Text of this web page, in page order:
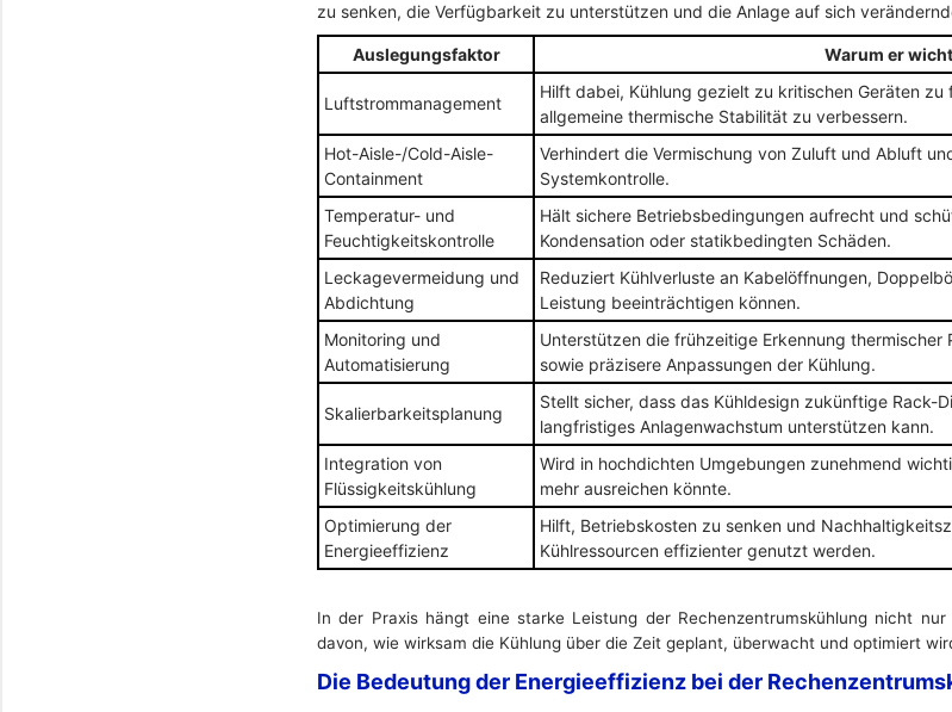
zu senken, die Verfügbarkeit zu unterstützen und die Anlage auf sich
Auslegungsfaktor Warum er
Luftstrommanagement
Hilft dabei, Kühlung gezielt zu kritischen Geräten
allgemeine thermische Stabilität zu verbessern.
Hot-Aisle-/Cold-Aisle-
Containment
Verhindert die Vermischung von Zuluft und Abluft
Systemkontrolle.
Temperatur- und
Feuchtigkeitskontrolle
Hält sichere Betriebsbedingungen aufrecht und
Kondensation oder statikbedingten Schäden.
Leckagevermeidung und
Abdichtung
Reduziert Kühlverluste an Kabelöffnungen,
Leistung beeinträchtigen können.
Monitoring und
Automatisierung
Unterstützen die frühzeitige Erkennung thermischer
sowie präzisere Anpassungen der Kühlung.
Skalierbarkeitsplanung
Stellt sicher, dass das Kühldesign zukünftige Rack-
langfristiges Anlagenwachstum unterstützen kann.
Integration von
Flüssigkeitskühlung
Wird in hochdichten Umgebungen zunehmend
mehr ausreichen könnte.
Optimierung der
Energieeffizienz
Hilft, Betriebskosten zu senken und
Kühlressourcen effizienter genutzt werden.
In der Praxis hängt eine starke Leistung der Rechenzentrumskühlung nicht
davon, wie wirksam die Kühlung über die Zeit geplant, überwacht und optimiert
Die Bedeutung der Energieeffizienz bei der